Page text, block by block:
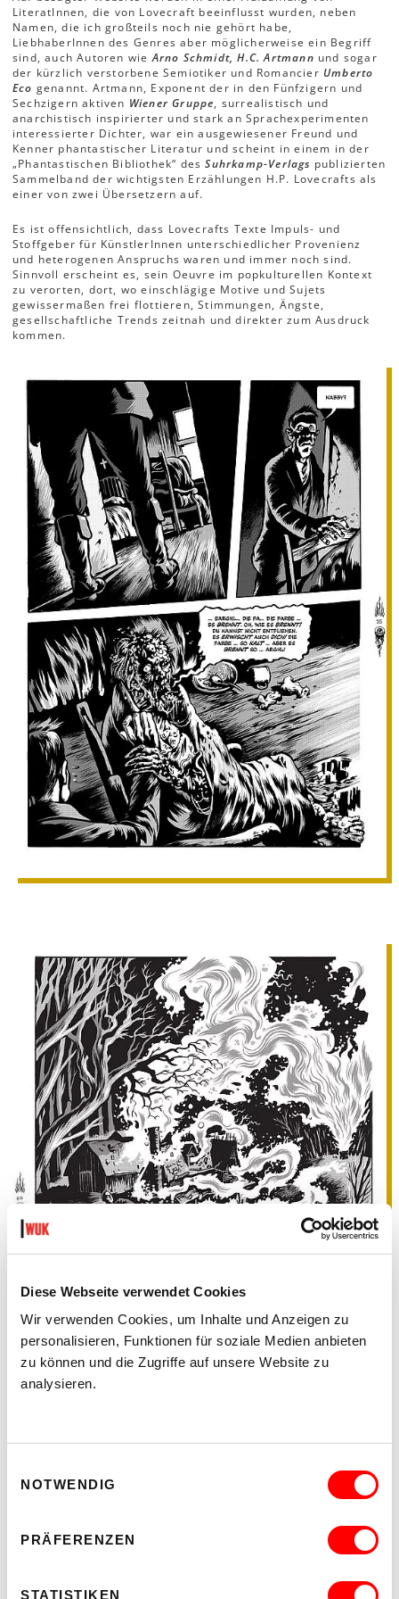
Diese Webseite verwendet Cookies
Wir verwenden Cookies, um Inhalte und Anzeigen zu
personalisieren, Funktionen für soziale Medien anbieten
zu können und die Zugriffe auf unsere Website zu
analysieren.
NOTWENDIG
PRÄFERENZEN
STATISTIKEN
LiteratInnen, die von Lovecraft beeinflusst wurden, neben
Namen, die ich großteils noch nie gehört habe,
LiebhaberInnen des Genres aber möglicherweise ein Begriff
sind, auch Autoren wieArno Schmidt, H.C. Artmann und sogar
der kürzlich verstorbene Semiotiker und Romancier Umberto
Eco genannt. Artmann, Exponent der in den Fünfzigern und
Sechzigern aktiven Wiener Gruppe, surrealistisch und
anarchistisch inspirierter und stark an Sprachexperimenten
interessierter Dichter, war ein ausgewiesener Freund und
Kenner phantastischer Literatur und scheint in einem in der
„Phantastischen Bibliothek“ des Suhrkamp-Verlags publizierten
Sammelband der wichtigsten Erzählungen H.P. Lovecrafts als
einer von zwei Übersetzern auf.
Es ist offensichtlich, dass Lovecrafts Texte Impuls- und
Stoffgeber für KünstlerInnen unterschiedlicher Provenienz
und heterogenen Anspruchs waren und immer noch sind.
Sinnvoll erscheint es, sein Oeuvre im popkulturellen Kontext
zu verorten, dort, wo einschlägige Motive und Sujets
gewissermaßen frei flottieren, Stimmungen, Ängste,
gesellschaftliche Trends zeitnah und direkter zum Ausdruck
kommen.
Fantasy und Horror wurden und werden bis in die Gegenwart
massenwirksam vom Medium Film bedient. Drehbuchautoren
oder minder schamlos den Fundus an Figuren, Schauplätzen
und Situationen, welche nicht nur, aber auch ein Autor wie
„Realität“ als Massenphänomen, Eskapismus als Reaktion
nicht zuletzt auf soziale, ökonomische und ökologische